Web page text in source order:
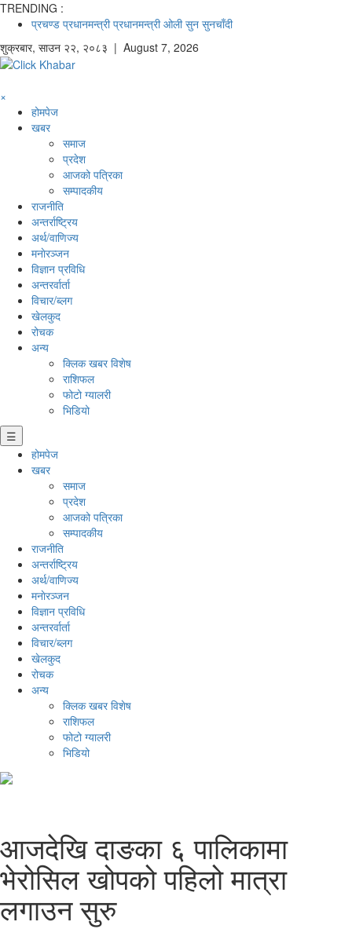
TRENDING :
प्रचण्ड प्रधानमन्त्री प्रधानमन्त्री ओली सुन सुनचाँदी
शुक्रबार, साउन २२, २०८३ | August 7, 2026
×
होमपेज
खबर
समाज
प्रदेश
आजको पत्रिका
सम्पादकीय
राजनीति
अन्तर्राष्ट्रिय
अर्थ/वाणिज्य
मनाेरञ्जन
विज्ञान प्रविधि
अन्तरर्वार्ता
विचार/ब्लग
खेलकुद
रोचक
अन्य
क्लिक खबर विशेष
राशिफल
फोटो ग्यालरी
भिडियो
☰
होमपेज
खबर
समाज
प्रदेश
आजको पत्रिका
सम्पादकीय
राजनीति
अन्तर्राष्ट्रिय
अर्थ/वाणिज्य
मनाेरञ्जन
विज्ञान प्रविधि
अन्तरर्वार्ता
विचार/ब्लग
खेलकुद
रोचक
अन्य
क्लिक खबर विशेष
राशिफल
फोटो ग्यालरी
भिडियो
आजदेखि दाङका ६ पालिकामा
भेरोसिल खोपको पहिलो मात्रा
लगाउन सुरु